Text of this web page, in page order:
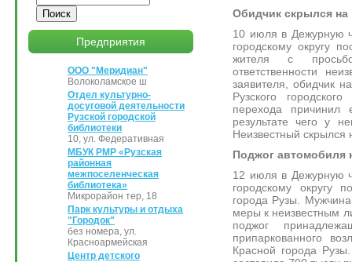
Обидчик скрылся
10 июля в Дежурную
городскому округу
жителя с
ответственности
заявителя, обидчик
Рузского
перехода причинил
результате чего у
Неизвестный скрылся
Поджог автомобиля
12 июля в Дежурную
городскому округу
города Рузы.
меры к неизвестным
поджог
припаркованного
Красной города
Предприятия
ООО "Меридиан"
Волоколамское ш
Отдел культурно-
досуговой деятельности
Рузской городской
библиотеки
10, ул. Федеративная
МБУК РМР «Рузская
районная
межпоселенческая
библиотека»
Микрорайон тер, 18
Парк культуры и отдыха
"Городок"
без номера, ул.
Красноармейская
Центр детского